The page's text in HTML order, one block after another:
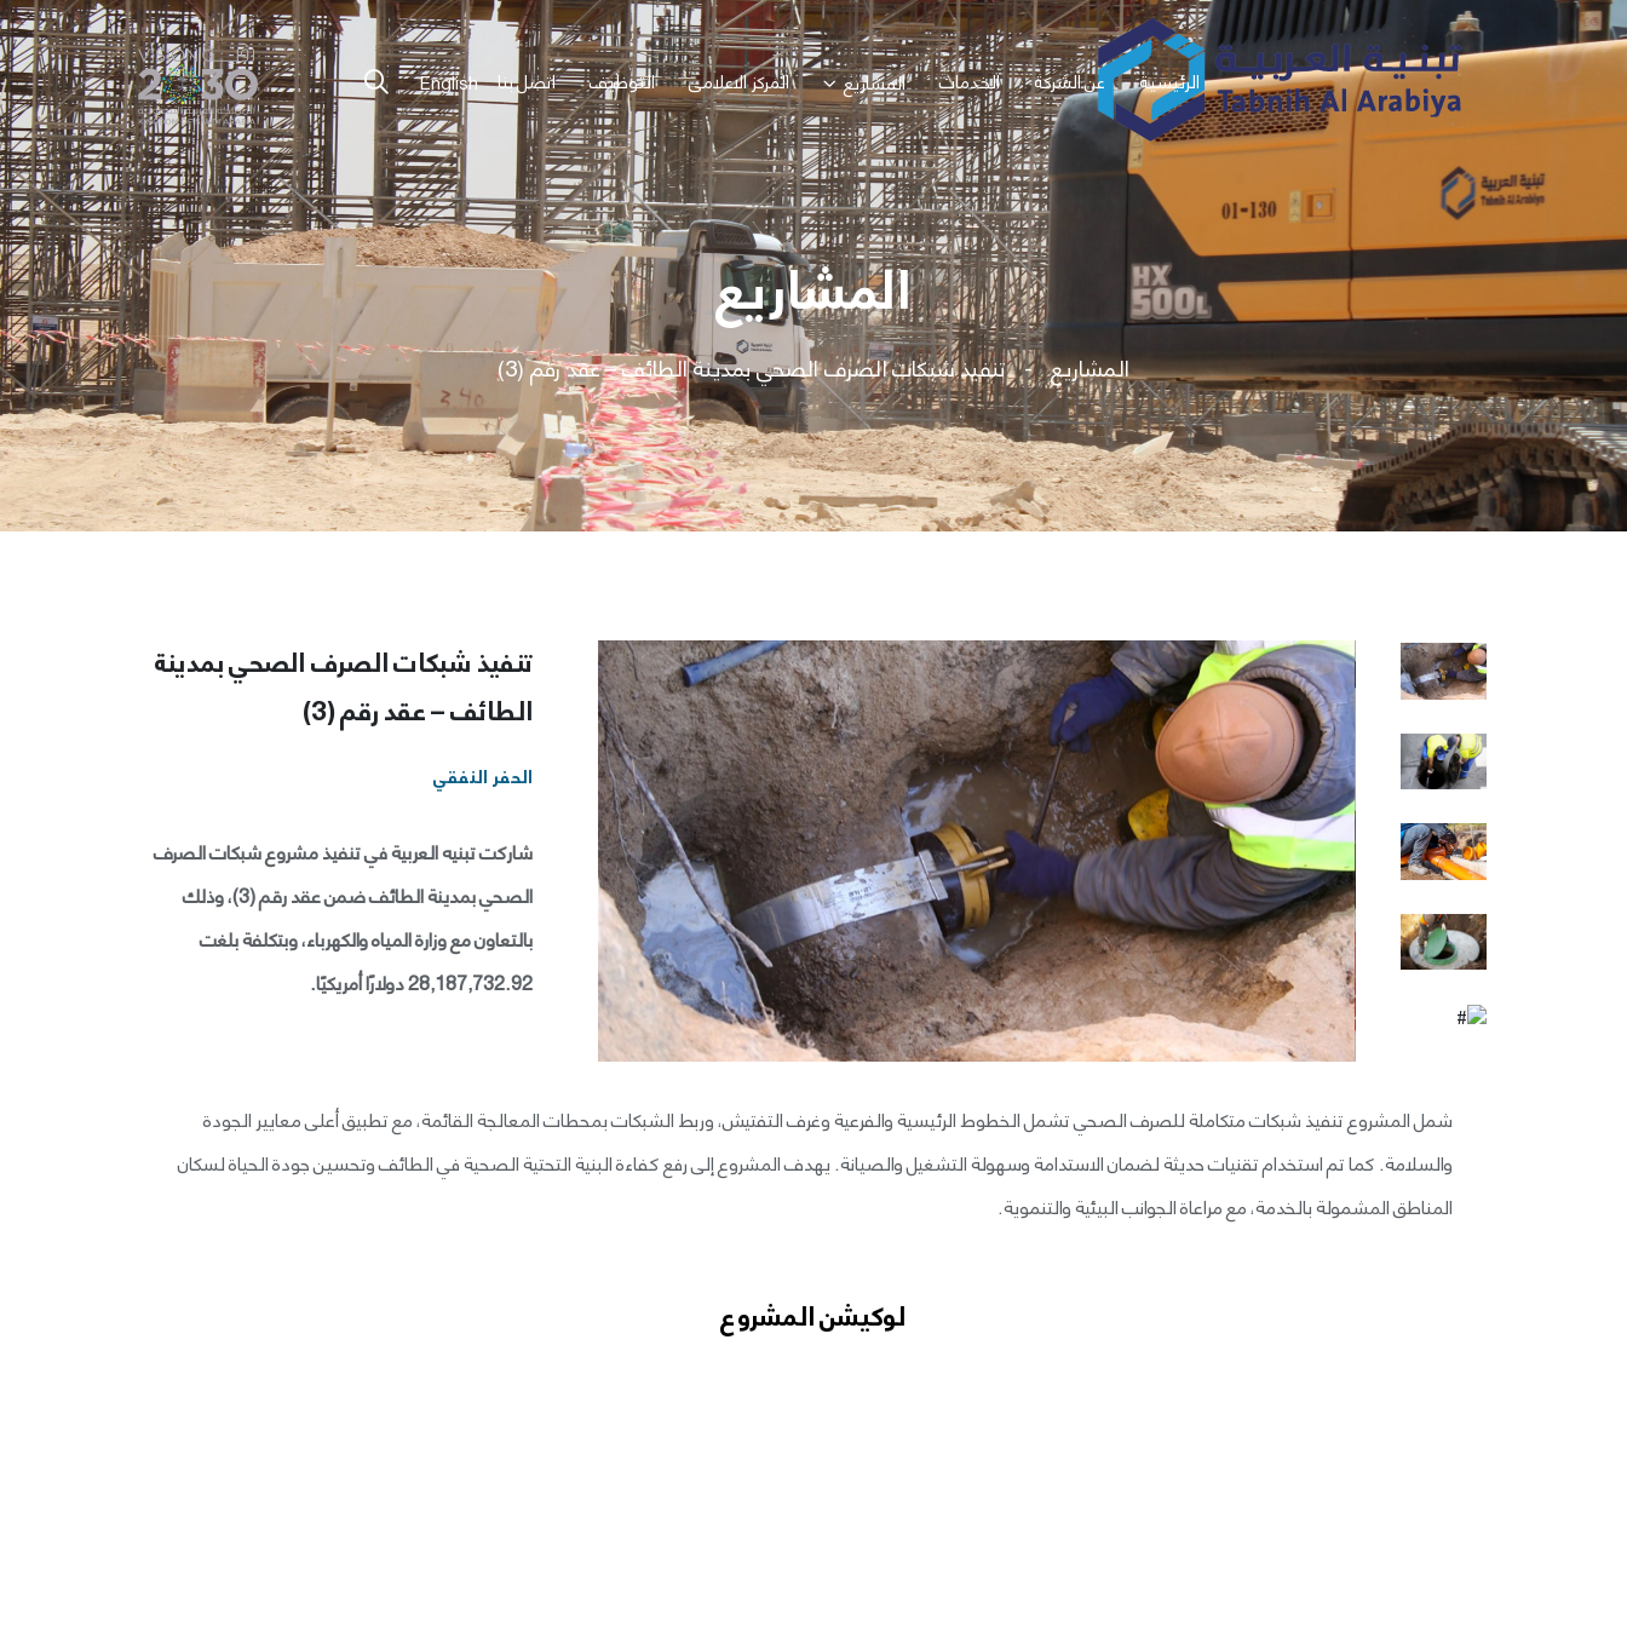
الرئيسية عن الشركة الخدمات المشاريع المركز الاعلامى التوظيف اتصل بنا English
المشاريع
المشاريع تنفيذ شبكات الصرف الصحي بمدينة الطائف – عقد رقم (3)
تنفيذ شبكات الصرف الصحي بمدينة
الطائف – عقد رقم (3)
الحفر النفقي
شاركت تبنيه العربية في تنفيذ مشروع شبكات الصرف
الصحي بمدينة الطائف ضمن عقد رقم (3)، وذلك
بالتعاون مع وزارة المياه والكهرباء، وبتكلفة بلغت
28,187,732.92 دولارًا أمريكيًا.
شمل المشروع تنفيذ شبكات متكاملة للصرف الصحي تشمل الخطوط الرئيسية والفرعية وغرف التفتيش، وربط الشبكات بمحطات المعالجة القائمة، مع تطبيق أعلى معايير الجودة
والسلامة. كما تم استخدام تقنيات حديثة لضمان الاستدامة وسهولة التشغيل والصيانة. يهدف المشروع إلى رفع كفاءة البنية التحتية الصحية في الطائف وتحسين جودة الحياة لسكان
المناطق المشمولة بالخدمة، مع مراعاة الجوانب البيئية والتنموية.
لوكيشن المشروع